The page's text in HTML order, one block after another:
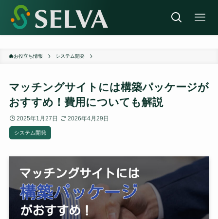
お役立ち情報 システム開発
マッチングサイトには構築パッケージが
おすすめ！費用についても解説
システム開発
2025年1月27日 2026年4月29日